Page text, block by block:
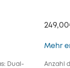
Cam E340
Dual-
Mehr
Anzahl